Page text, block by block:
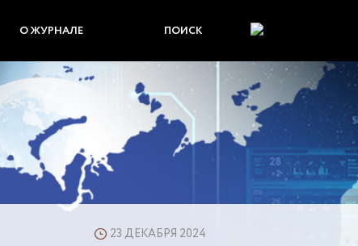
О ЖУРНАЛЕ ПОИСК
23 ДЕКАБРЯ 2024